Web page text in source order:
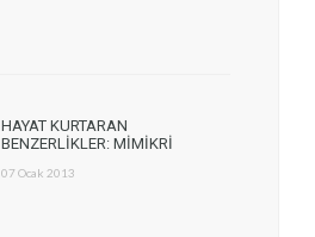
HAYAT KURTARAN
BENZERLİKLER: MİMİKRİ
07 Ocak 2013